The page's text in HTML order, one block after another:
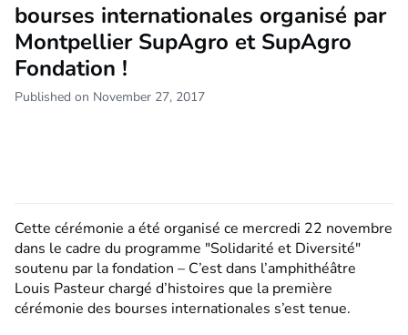
bourses internationales organisé par
Montpellier SupAgro et SupAgro
Fondation !
Published on November 27, 2017
Cette cérémonie a été organisé ce mercredi 22 novembre
dans le cadre du programme "Solidarité et Diversité"
soutenu par la fondation – C’est dans l’amphithéâtre
Louis Pasteur chargé d’histoires que la première
cérémonie des bourses internationales s’est tenue.